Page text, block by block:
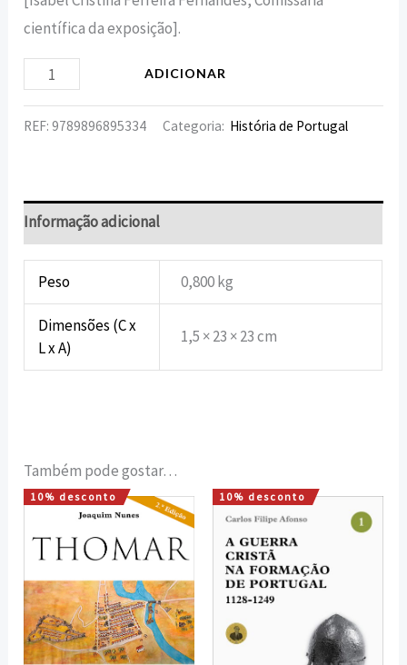
científica da exposição].
ADICIONAR
REF:9789896895334 Categoria: História de Portugal
Informação adicional
Peso 0,800 kg
Dimensões (C x
L x A)
1,5 × 23 × 23 cm
Também pode gostar…
10% desconto
O
preço
original
era:
O
preço
atual
é:
10% desconto
O
preço
original
era:
28,00 €.
O
preço
25,20 €.